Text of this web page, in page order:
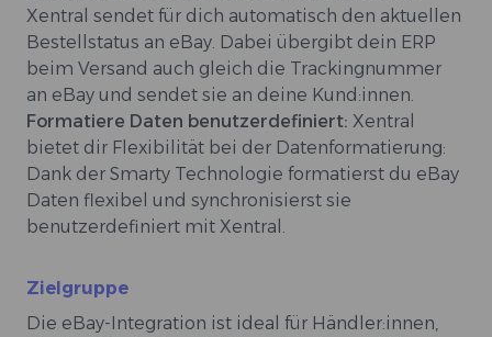
Xentral sendet für dich automatisch den aktuellen
Bestellstatus an eBay. Dabei übergibt dein ERP
beim Versand auch gleich die Trackingnummer
an eBay und sendet sie an deine Kund:innen.
Formatiere Daten benutzerdefiniert: Xentral
bietet dir Flexibilität bei der Datenformatierung:
Dank der Smarty Technologie formatierst du eBay
Daten flexibel und synchronisierst sie
benutzerdefiniert mit Xentral.
Zielgruppe
Die eBay-Integration ist ideal für Händler:innen,